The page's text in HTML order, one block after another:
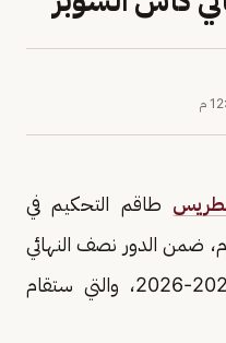
م
طاقم التحكيم في
ضمن الدور نصف النهائي
2025-2026، والتي ستقام